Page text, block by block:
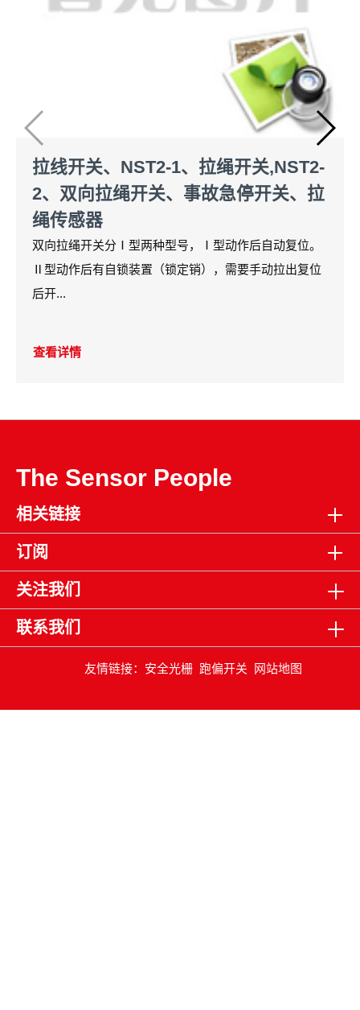
拉线开关、NST2-1、拉绳开关,NST2-
2、双向拉绳开关、事故急停开关、拉
绳传感器
双向拉绳开关分Ⅰ型两种型号，Ⅰ型动作后自动复位。
Ⅱ型动作后有自锁装置（锁定销），需要手动拉出复位
后开...
查看详情
The Sensor People
相关链接
订阅
关注我们
联系我们
友情链接： 安全光栅 跑偏开关 网站地图